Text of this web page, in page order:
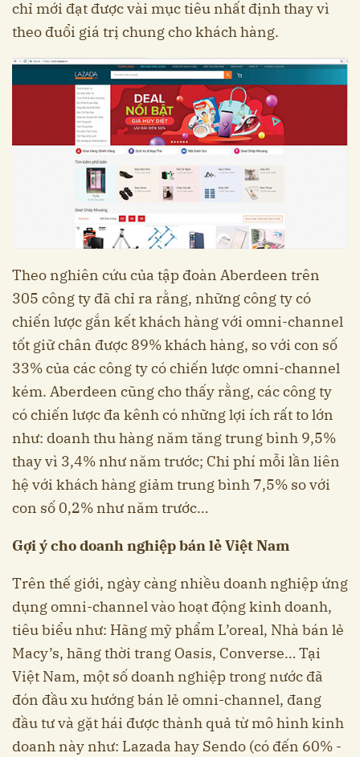
chỉ mới đạt được vài mục tiêu nhất định thay vì
theo đuổi giá trị chung cho khách hàng.
Theo nghiên cứu của tập đoàn Aberdeen trên
305 công ty đã chỉ ra rằng, những công ty có
chiến lược gắn kết khách hàng với omni-channel
tốt giữ chân được 89% khách hàng, so với con số
33% của các công ty có chiến lược omni-channel
kém. Aberdeen cũng cho thấy rằng, các công ty
có chiến lược đa kênh có những lợi ích rất to lớn
như: doanh thu hàng năm tăng trung bình 9,5%
thay vì 3,4% như năm trước; Chi phí mỗi lần liên
hệ với khách hàng giảm trung bình 7,5% so với
con số 0,2% như năm trước…
Gợi ý cho doanh nghiệp bán lẻ Việt Nam
Trên thế giới, ngày càng nhiều doanh nghiệp ứng
dụng omni-channel vào hoạt động kinh doanh,
tiêu biểu như: Hãng mỹ phẩm L’oreal, Nhà bán lẻ
Macy’s, hãng thời trang Oasis, Converse… Tại
Việt Nam, một số doanh nghiệp trong nước đã
đón đầu xu hướng bán lẻ omni-channel, đang
đầu tư và gặt hái được thành quả từ mô hình kinh
doanh này như: Lazada hay Sendo (có đến 60% -